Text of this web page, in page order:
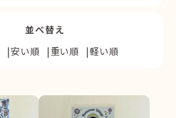
並べ替え
安い順 重い順 軽い順